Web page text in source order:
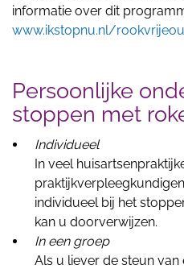
informatie over dit
www.ikstopnu.nl/
Persoonlijke
stoppen met
Individueel
In veel
individueel bij het
kan u doorverwijzen.
In een groep
Als u liever de steun